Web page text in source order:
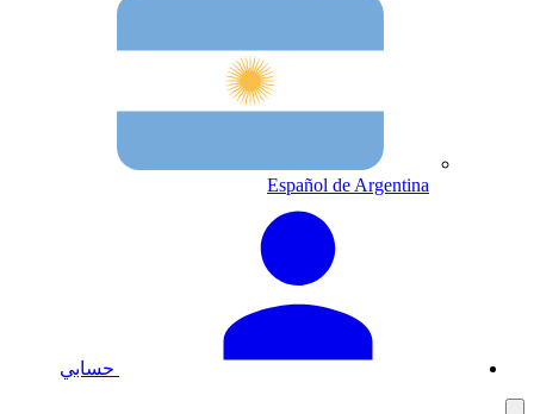
Español de Argentina
حسابي